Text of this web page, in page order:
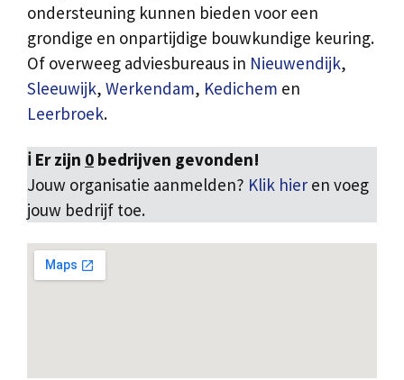
ondersteuning kunnen bieden voor een
grondige en onpartijdige bouwkundige keuring.
Of overweeg adviesbureaus in Nieuwendijk,
Sleeuwijk, Werkendam, Kedichem en
Leerbroek.
ℹ️ Er zijn 0 bedrijven gevonden!
Jouw organisatie aanmelden? Klik hier en voeg
jouw bedrijf toe.